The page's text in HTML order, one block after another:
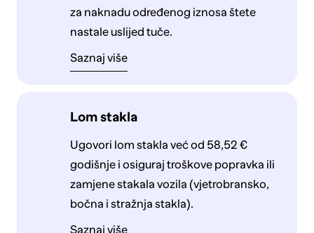
za naknadu određenog iznosa štete
nastale uslijed tuče.
Saznaj više
Lom stakla
Ugovori lom stakla već od 58,52 €
godišnje i osiguraj troškove popravka ili
zamjene stakala vozila (vjetrobransko,
bočna i stražnja stakla).
Saznaj više